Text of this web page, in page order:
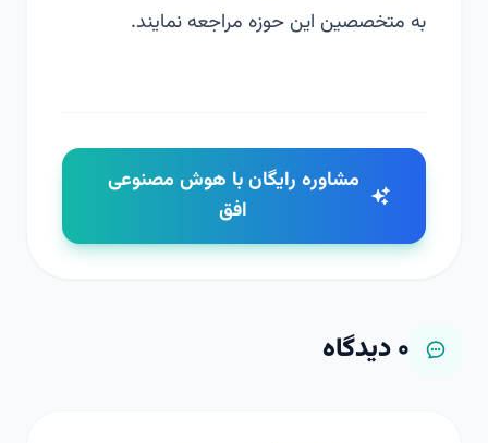
به متخصصین این حوزه مراجعه نمایند.
مشاوره رایگان با هوش مصنوعی
افق
۰دیدگاه